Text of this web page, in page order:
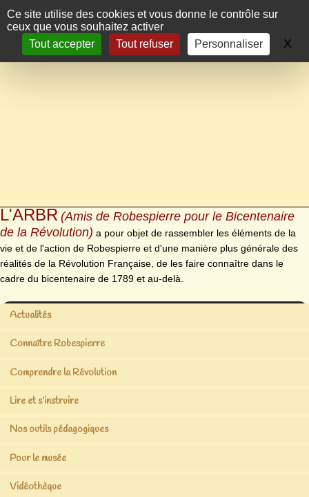
Panneau de gestion des cookies
Ce site utilise des cookies et vous donne le contrôle sur
ceux que vous souhaitez activer
Tout accepter
Tout refuser Personnaliser X
L'ARBR (Amis de Robespierre pour le Bicentenaire
de la Révolution) a pour objet de rassembler les éléments de la
vie et de l'action de Robespierre et d'une manière plus générale des
réalités de la Révolution Française, de les faire connaître dans le
cadre du bicentenaire de 1789 et au-delà.
Actualités
Connaître Robespierre
Comprendre la Révolution
Lire et s’instruire
Nos outils pédagogiques
Pour le musée
Vidéothèque